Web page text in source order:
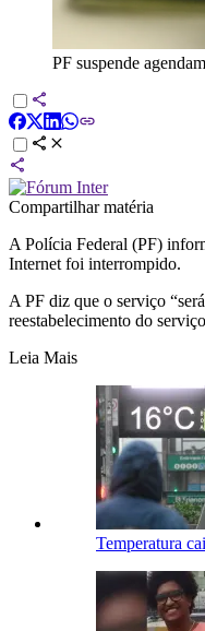
PF suspende
Compartilhar matéria
A Polícia Federal (PF)
Internet foi interrompido.
A PF diz que o serviço
reestabelecimento do
Leia Mais
Temperatura